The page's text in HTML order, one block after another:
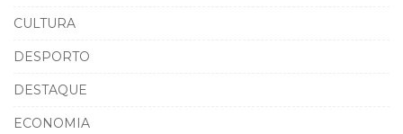
CULTURA
DESPORTO
DESTAQUE
ECONOMIA